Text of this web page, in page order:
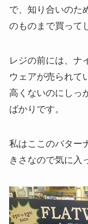
で、知り合いのた
のものまで買って
レジの前には、ナ
ウェアが売られて
高くないのにしっ
ばかりです。
私はここのバター
きさなので気に入